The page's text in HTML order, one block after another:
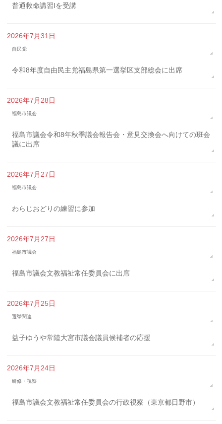
普通救命講習Iを受講
2026年7月31日
自民党
令和8年度自由民主党福島県第一選挙区支部総会に出席
2026年7月28日
福島市議会
福島市議会令和8年秋季議会報告会・意見交換会へ向けての班会
議に出席
2026年7月27日
福島市議会
わらじおどりの練習に参加
2026年7月27日
福島市議会
福島市議会文教福祉常任委員会に出席
2026年7月25日
選挙関連
益子ゆうや常陸大宮市議会議員候補者の応援
2026年7月24日
研修・視察
福島市議会文教福祉常任委員会の行政視察（東京都日野市）